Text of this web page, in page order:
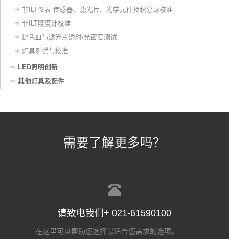
非ILT仪表-传感器、滤光片、光学元件及积分球校准
非ILT照度计校准
比色皿与滤光片透射/光密度测试
灯具测试与校准
LED照明创新
其他灯具及配件
需要了解更多吗？
请致电我们+ 021-61590100
在这里可以帮助您选择最适合您需求的选项。